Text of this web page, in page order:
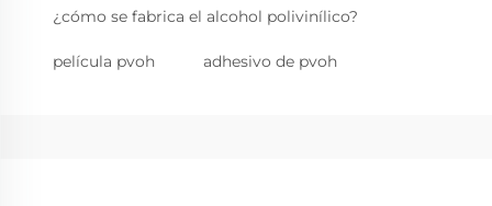
¿cómo se fabrica el alcohol polivinílico?
película pvoh adhesivo de pvoh